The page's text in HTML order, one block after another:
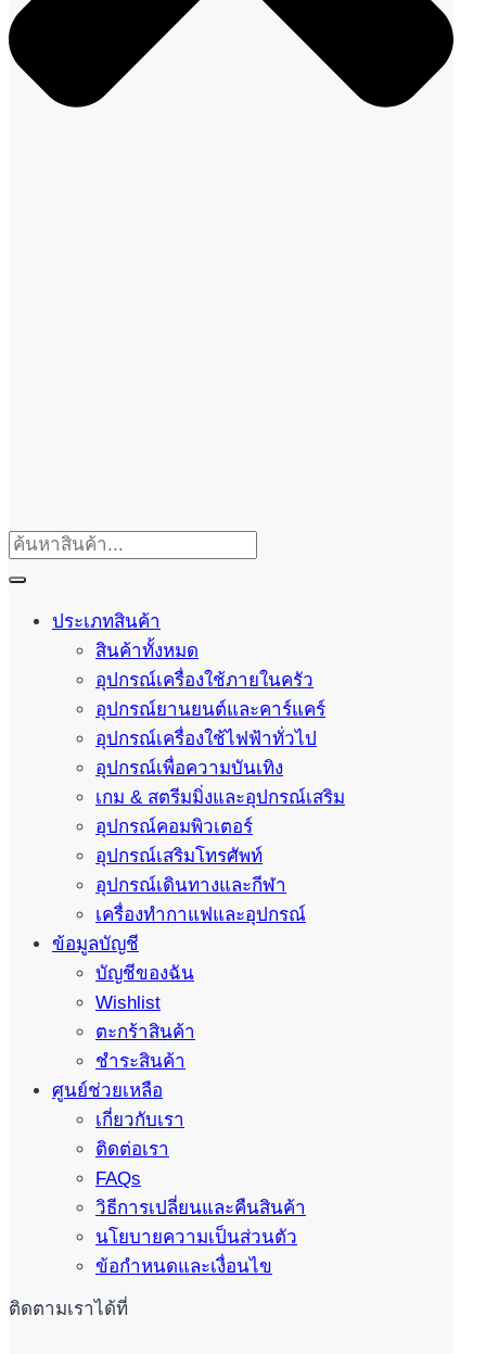
ประเภทสินค้า
สินค้าทั้งหมด
อุปกรณ์เครื่องใช้ภายในครัว
อุปกรณ์ยานยนต์และคาร์แคร์
อุปกรณ์เครื่องใช้ไฟฟ้าทั่วไป
อุปกรณ์เพื่อความบันเทิง
เกม & สตรีมมิ่งและอุปกรณ์เสริม
อุปกรณ์คอมพิวเตอร์
อุปกรณ์เสริมโทรศัพท์
อุปกรณ์เดินทางและกีฬา
เครื่องทำกาแฟและอุปกรณ์
ข้อมูลบัญชี
บัญชีของฉัน
Wishlist
ตะกร้าสินค้า
ชำระสินค้า
ศูนย์ช่วยเหลือ
เกี่ยวกับเรา
ติดต่อเรา
FAQs
วิธีการเปลี่ยนและคืนสินค้า
นโยบายความเป็นส่วนตัว
ข้อกำหนดและเงื่อนไข
ติดตามเราได้ที่